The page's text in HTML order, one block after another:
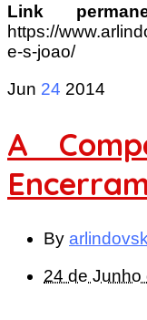
Link
https://
e-s-joao/
Jun 24 2014
A
By
24 de Junho